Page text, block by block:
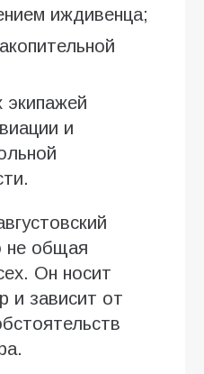
иждивенца;
экипажей
и
не общая
Он носит
и зависит от